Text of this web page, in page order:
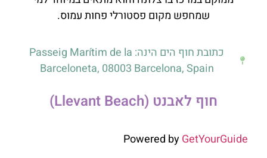
שמחפש מקום פסטורלי פחות עמוס.
כתובת חוף הים הינה: Passeig Marítim de la
Barceloneta, 08003 Barcelona, Spain
חוף לאבנט (Llevant Beach)
Powered byGetYourGuide